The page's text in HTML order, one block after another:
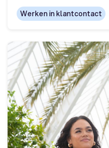
Werken in klantcontact